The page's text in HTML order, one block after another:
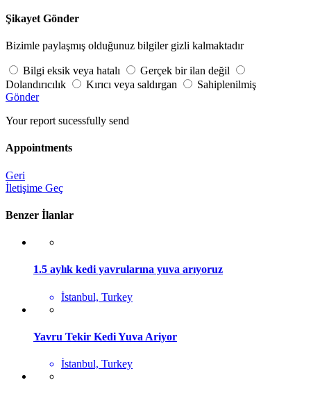
Şikayet Gönder
Bizimle paylaşmış olduğunuz bilgiler gizli kalmaktadır
Bilgi eksik veya hatalı
Gerçek bir ilan değil
Dolandırıcılık
Kırıcı veya saldırgan
Sahiplenilmiş
Gönder
Your report sucessfully send
Appointments
Geri
İletişime Geç
Benzer İlanlar
1.5 aylık kedi yavrularına yuva arıyoruz
İstanbul, Turkey
Yavru Tekir Kedi Yuva Ariyor
İstanbul, Turkey